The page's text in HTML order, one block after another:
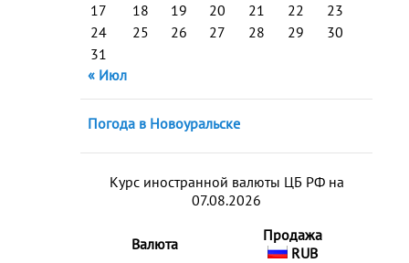
17
18 19 20 21 22
23
24
25 26 27 28 29
30
31
« Июл
Погода в Новоуральске
Курс иностранной валюты ЦБ РФ на
07.08.2026
Валюта
Продажа
RUB